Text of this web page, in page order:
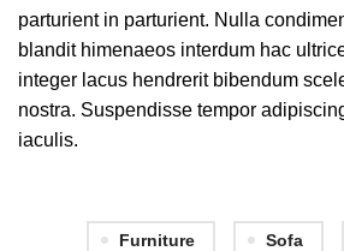
parturient in parturient. Nulla
blandit himenaeos interdum hac
integer lacus hendrerit bibendum
nostra. Suspendisse tempor
iaculis.
Furniture Sofa